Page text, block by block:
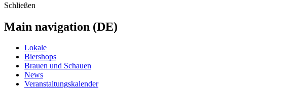
Schließen
Main navigation (DE)
Lokale
Biershops
Brauen und Schauen
News
Veranstaltungskalender